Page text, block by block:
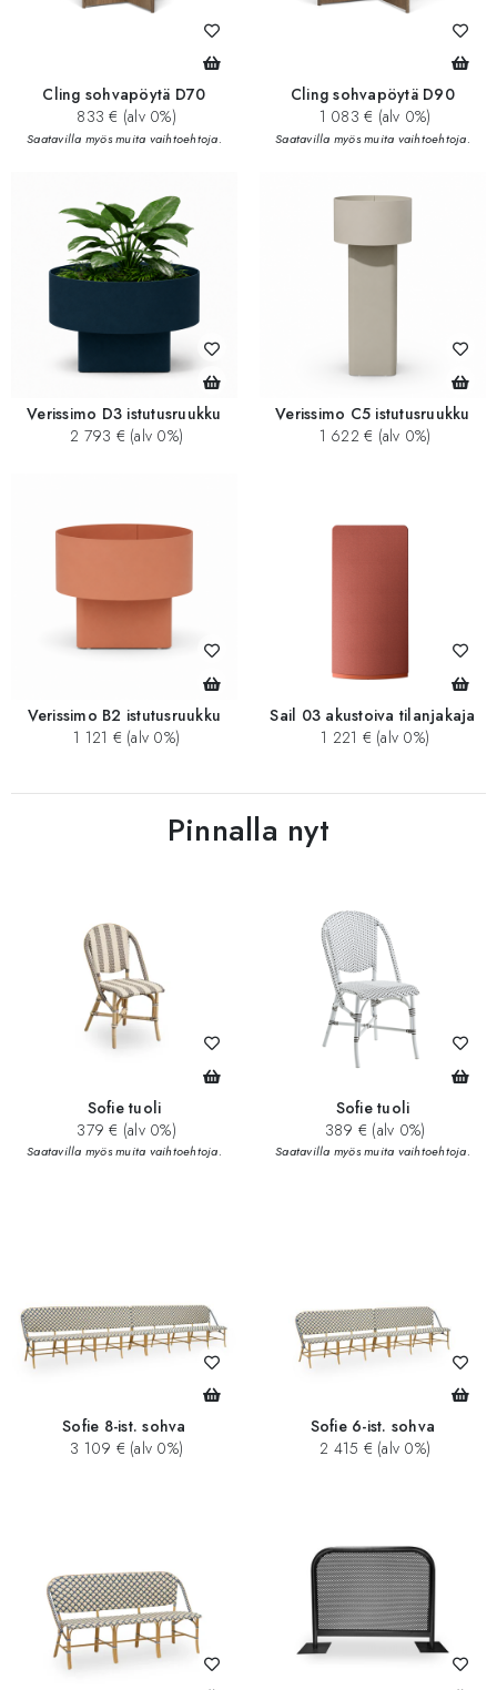
Cling sohvapöytä D70
833 € (alv 0%)
Saatavilla myös muita vaihtoehtoja.
Cling sohvapöytä D90
1 083 € (alv 0%)
Saatavilla myös muita vaihtoehtoja.
Verissimo D3 istutusruukku
2 793 € (alv 0%)
Verissimo C5 istutusruukku
1 622 € (alv 0%)
Verissimo B2 istutusruukku
1 121 € (alv 0%)
Sail 03 akustoiva tilanjakaja
1 221 € (alv 0%)
Pinnalla nyt
Sofie tuoli
379 € (alv 0%)
Saatavilla myös muita vaihtoehtoja.
Sofie tuoli
389 € (alv 0%)
Saatavilla myös muita vaihtoehtoja.
Sofie 8-ist. sohva
3 109 € (alv 0%)
Sofie 6-ist. sohva
2 415 € (alv 0%)